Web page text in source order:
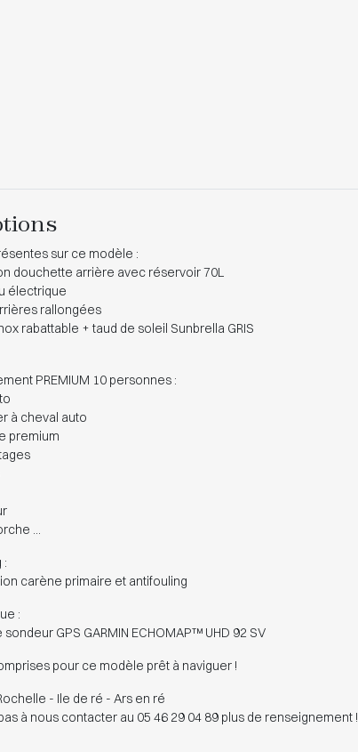
sur ce modèle :
douchette arrière avec réservoir 70L
électrique
rallongées
rabattable + taud de soleil Sunbrella GRIS
PREMIUM 10 personnes :
à cheval auto
premium
...
:
carène primaire et antifouling
:
GPS GARMIN ECHOMAP™ UHD 92 SV
pour ce modèle prêt à naviguer !
- Ile de ré - Ars en ré
à nous contacter au 05 46 29 04 89 plus de renseignement !